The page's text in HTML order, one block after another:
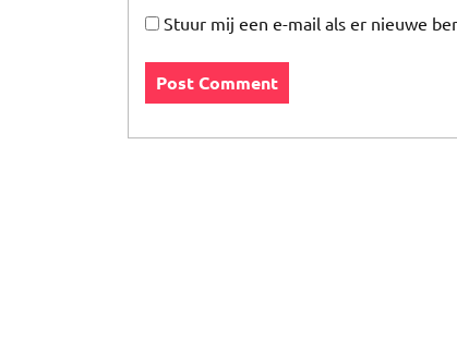
Stuur mij een e-mail als er nieuwe